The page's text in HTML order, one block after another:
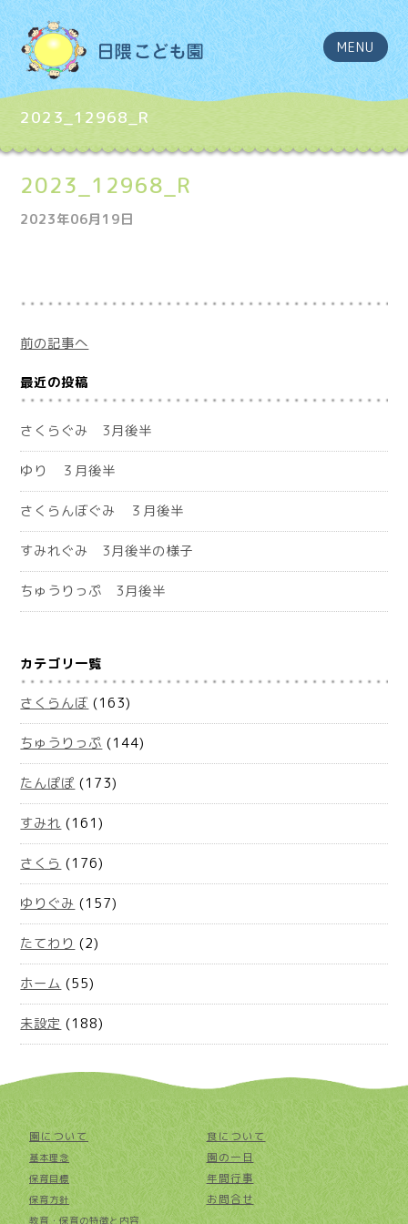
MENU
2023_12968_R
2023_12968_R
2023年06月19日
前の記事へ
最近の投稿
さくらぐみ 3月後半
ゆり ３月後半
さくらんぼぐみ ３月後半
すみれぐみ 3月後半の様子
ちゅうりっぷ 3月後半
カテゴリ一覧
さくらんぼ (163)
ちゅうりっぷ (144)
たんぽぽ (173)
すみれ (161)
さくら (176)
ゆりぐみ (157)
たてわり (2)
ホーム (55)
未設定 (188)
園について
基本理念
保育目標
保育方針
教育・保育の特徴と内容
食について
園の一日
年間行事
お問合せ